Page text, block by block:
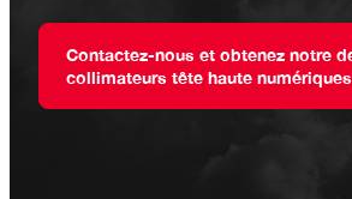
Contactez-nous et obtenez notre
collimateurs tête haute numériques